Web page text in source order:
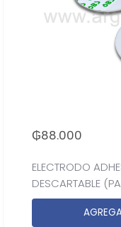
₲88.000
ELECTRODO
DESCARTABLE